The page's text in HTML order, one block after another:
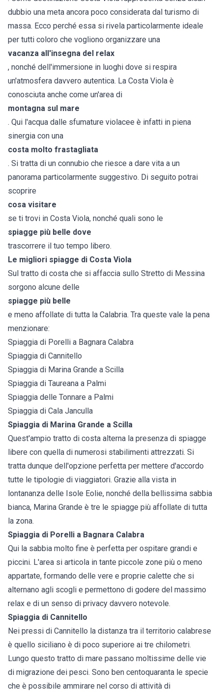
dubbio una meta ancora poco considerata dal turismo di
massa. Ecco perché essa si rivela particolarmente ideale
per tutti coloro che vogliono organizzare una
vacanza all'insegna del relax
, nonché dell'immersione in luoghi dove si respira
un'atmosfera davvero autentica. La Costa Viola è
conosciuta anche come un'area di
montagna sul mare
. Qui l'acqua dalle sfumature violacee è infatti in piena
sinergia con una
costa molto frastagliata
. Si tratta di un connubio che riesce a dare vita a un
panorama particolarmente suggestivo. Di seguito potrai
scoprire
cosa visitare
se ti trovi in Costa Viola, nonché quali sono le
spiagge più belle dove
trascorrere il tuo tempo libero.
Le migliori spiagge di Costa Viola
Sul tratto di costa che si affaccia sullo Stretto di Messina
sorgono alcune delle
spiagge più belle
e meno affollate di tutta la Calabria. Tra queste vale la pena
menzionare:
Spiaggia di Porelli a Bagnara Calabra
Spiaggia di Cannitello
Spiaggia di Marina Grande a Scilla
Spiaggia di Taureana a Palmi
Spiaggia delle Tonnare a Palmi
Spiaggia di Cala Janculla
Spiaggia di Marina Grande a Scilla
Quest'ampio tratto di costa alterna la presenza di spiagge
libere con quella di numerosi stabilimenti attrezzati. Si
tratta dunque dell'opzione perfetta per mettere d'accordo
tutte le tipologie di viaggiatori. Grazie alla vista in
lontananza delle Isole Eolie, nonché della bellissima sabbia
bianca, Marina Grande è tre le spiagge più affollate di tutta
la zona.
Spiaggia di Porelli a Bagnara Calabra
Qui la sabbia molto fine è perfetta per ospitare grandi e
piccini. L'area si articola in tante piccole zone più o meno
appartate, formando delle vere e proprie calette che si
alternano agli scogli e permettono di godere del massimo
relax e di un senso di privacy davvero notevole.
Spiaggia di Cannitello
Nei pressi di Cannitello la distanza tra il territorio calabrese
è quello siciliano è di poco superiore ai tre chilometri.
Lungo questo tratto di mare passano moltissime delle vie
di migrazione dei pesci. Sono ben centoquaranta le specie
che è possibile ammirare nel corso di attività di